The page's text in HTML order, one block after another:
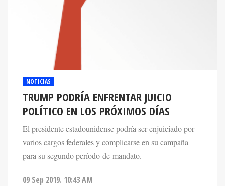
NOTICIAS
TRUMP PODRÍA ENFRENTAR JUICIO
POLÍTICO EN LOS PRÓXIMOS DÍAS
El presidente estadounidense podría ser enjuiciado por
varios cargos federales y complicarse en su campaña
para su segundo período de mandato.
09 Sep 2019. 10:43 AM